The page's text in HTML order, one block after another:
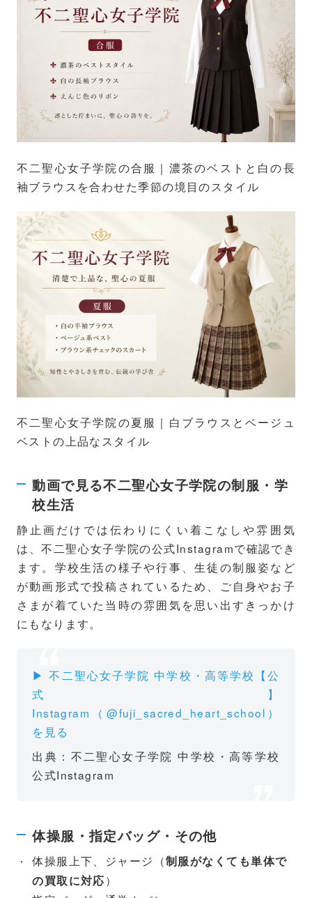
不二聖心女子学院の合服｜濃茶のベストと白の長
袖ブラウスを合わせた季節の境目のスタイル
不二聖心女子学院の夏服｜白ブラウスとベージュ
ベストの上品なスタイル
動画で見る不二聖心女子学院の制服・学
校生活
静止画だけでは伝わりにくい着こなしや雰囲気
は、不二聖心女子学院の公式Instagramで確認でき
ます。学校生活の様子や行事、生徒の制服姿など
が動画形式で投稿されているため、ご自身やお子
さまが着ていた当時の雰囲気を思い出すきっかけ
にもなります。
▶ 不二聖心女子学院 中学校・高等学校【公
式】
Instagram（@fuji_sacred_heart_school）
を見る
出典：不二聖心女子学院 中学校・高等学校
公式Instagram
体操服・指定バッグ・その他
体操服上下、ジャージ（制服がなくても単体で
の買取に対応）